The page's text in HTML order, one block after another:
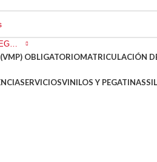
SELECCIONAR CATEGORÍA
OBLIGATORIOMATRICULACIÓN
SERVICIOSVINILOS Y PEGATINAS